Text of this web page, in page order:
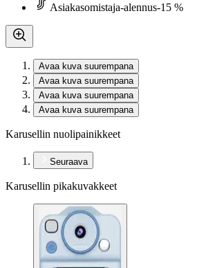
Asiakasomistaja-alennus-15 %
Avaa kuva suurempana
Avaa kuva suurempana
Avaa kuva suurempana
Avaa kuva suurempana
Karusellin nuolipainikkeet
Seuraava
Karusellin pikakuvakkeet